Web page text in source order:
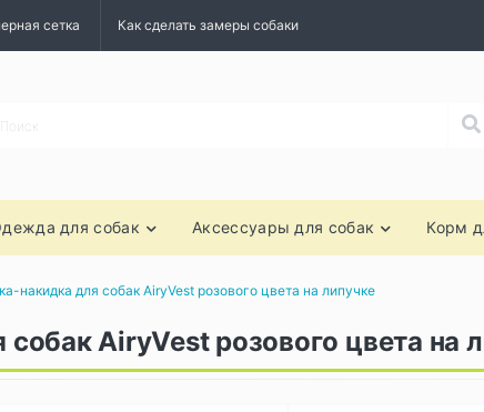
сетка Как сделать замеры собаки
для собак Аксессуары для собак Корм
накидка для собак AiryVest розового цвета на липучке
AiryVest розового цвета на